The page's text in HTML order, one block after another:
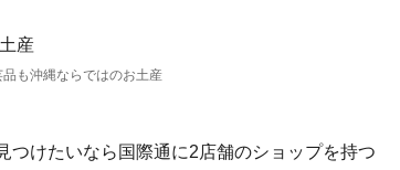
も沖縄ならではのお土産
けたいなら国際通に2店舗のショップを持つ